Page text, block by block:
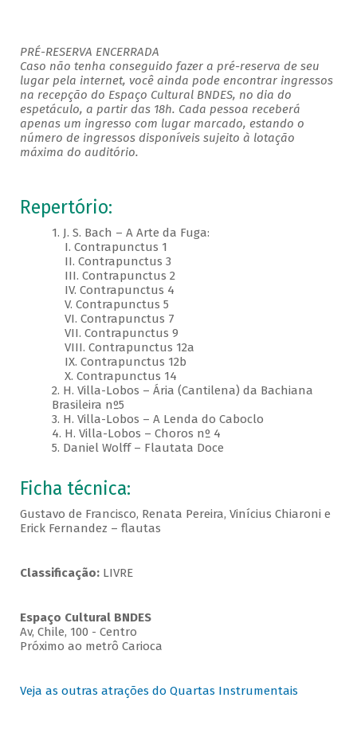
PRÉ-RESERVA ENCERRADA
Caso não tenha conseguido fazer a pré-reserva de seu
lugar pela internet, você ainda pode encontrar ingressos
na recepção do Espaço Cultural BNDES, no dia do
espetáculo, a partir das 18h. Cada pessoa receberá
apenas um ingresso com lugar marcado, estando o
número de ingressos disponíveis sujeito à lotação
máxima do auditório.
Repertório:
1. J. S. Bach – A Arte da Fuga:
I. Contrapunctus 1
II. Contrapunctus 3
III. Contrapunctus 2
IV. Contrapunctus 4
V. Contrapunctus 5
VI. Contrapunctus 7
VII. Contrapunctus 9
VIII. Contrapunctus 12a
IX. Contrapunctus 12b
X. Contrapunctus 14
2. H. Villa-Lobos – Ária (Cantilena) da Bachiana
Brasileira nº5
3. H. Villa-Lobos – A Lenda do Caboclo
4. H. Villa-Lobos – Choros nº 4
5. Daniel Wolff – Flautata Doce
Ficha técnica:
Gustavo de Francisco, Renata Pereira, Vinícius Chiaroni e
Erick Fernandez – flautas
Classificação:LIVRE
Espaço Cultural BNDES
Av, Chile, 100 - Centro
Próximo ao metrô Carioca
Veja as outras atrações do Quartas Instrumentais